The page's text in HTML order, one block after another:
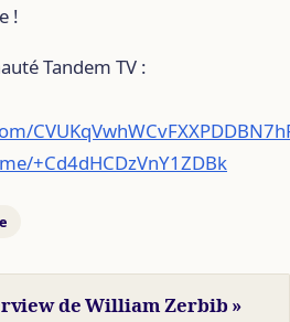
!
Tandem TV :
+Cd4dHCDzVnY1ZDBk
de William Zerbib »